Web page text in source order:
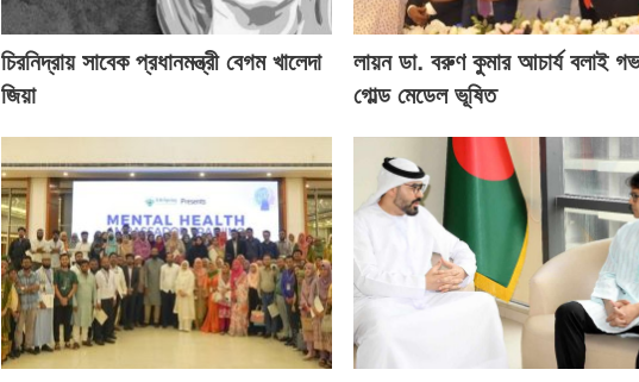
চিরনিদ্রায় সাবেক প্রধানমন্ত্রী বেগম খালেদা
জিয়া
লায়ন ডা. বরুণ কুমার আচার্য বলাই
গোল্ড মেডেল ভূষিত